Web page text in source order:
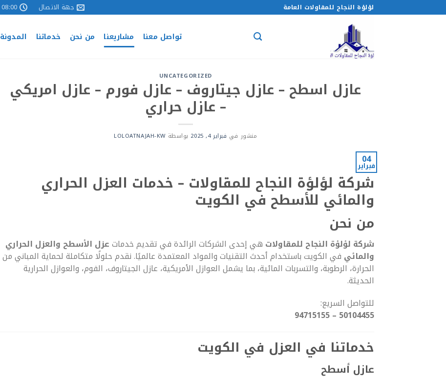
للمحتوى
لؤلؤة النجاح للمقاولات العامة جهة الاتصال 08:00 - 17:00
تواصل معنا مشاريعنا من نحن خدماتنا المدونة
UNCATEGORIZED
عازل اسطح – عازل جيتاروف – عازل فورم – عازل امريكي
– عازل حراري
منشور في فبراير 4, 2025 بواسطةLOLOATNAJAH-KW
04
فبراير
شركة لؤلؤة النجاح للمقاولات – خدمات العزل الحراري
والمائي للأسطح في الكويت
من نحن
شركة لؤلؤة النجاح للمقاولات هي إحدى الشركات الرائدة في تقديم خدماتعزل الأسطح والعزل الحراري
والمائي في الكويت باستخدام أحدث التقنيات والمواد المعتمدة عالميًا. نقدم حلولًا متكاملة لحماية المباني من
الحرارة، الرطوبة، والتسربات المائية، بما يشمل العوازل الأمريكية، عازل الجيتاروف، الفوم، والعوازل الحرارية
الحديثة.
للتواصل السريع:
50104455 – 94715155
خدماتنا في العزل في الكويت
عازل أسطح